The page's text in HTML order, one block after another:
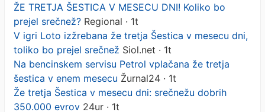
ŽE TRETJA ŠESTICA V MESECU DNI! Koliko bo
prejel srečnež? Regional · 1t
V igri Loto izžrebana že tretja Šestica v mesecu dni,
toliko bo prejel srečnež Siol.net · 1t
Na bencinskem servisu Petrol vplačana že tretja
šestica v enem mesecu Žurnal24 · 1t
Že tretja Šestica v mesecu dni: srečnežu dobrih
350.000 evrov 24ur · 1t